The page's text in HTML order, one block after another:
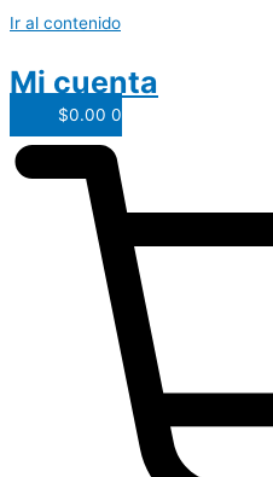
Ir al contenido
Mi cuenta
$0.00 0